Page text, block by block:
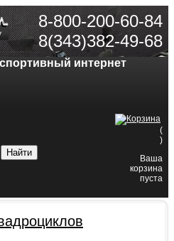
8-800-200-60-84
8(343)382-49-68
интернет
(
)
Ваша
корзина
пуста